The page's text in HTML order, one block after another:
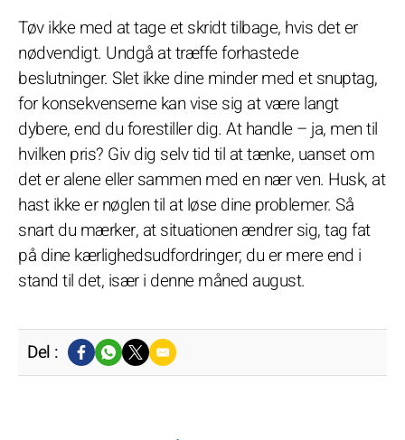
Tøv ikke med at tage et skridt tilbage, hvis det er
nødvendigt. Undgå at træffe forhastede
beslutninger. Slet ikke dine minder med et snuptag,
for konsekvenserne kan vise sig at være langt
dybere, end du forestiller dig. At handle – ja, men til
hvilken pris? Giv dig selv tid til at tænke, uanset om
det er alene eller sammen med en nær ven. Husk, at
hast ikke er nøglen til at løse dine problemer. Så
snart du mærker, at situationen ændrer sig, tag fat
på dine kærlighedsudfordringer; du er mere end i
stand til det, især i denne måned august.
Del :